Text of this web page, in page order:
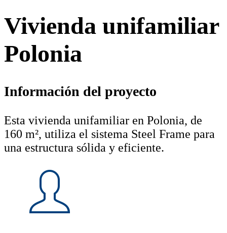
Vivienda unifamiliar
Polonia
Información del proyecto
Esta vivienda unifamiliar en Polonia, de
160 m², utiliza el sistema Steel Frame para
una estructura sólida y eficiente.